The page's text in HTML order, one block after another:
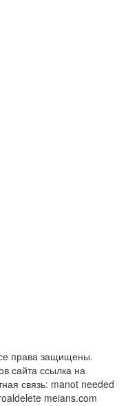
права защищены.
сайта ссылка на
связь: manot needed
delete meians.com